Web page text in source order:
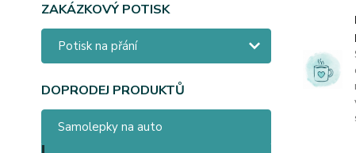
ZAKÁZKOVÝ POTISK
Potisk na přání
DOPRODEJ PRODUKTŮ
Samolepky na auto